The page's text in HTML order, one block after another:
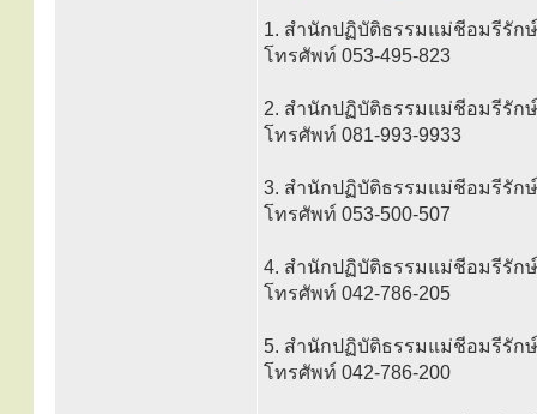
1. สำนักปฏิบัติธรรมแม่ชีอมรีรักษ์
โทรศัพท์ 053-495-823
2. สำนักปฏิบัติธรรมแม่ชีอมรีรักษ์
โทรศัพท์ 081-993-9933
3. สำนักปฏิบัติธรรมแม่ชีอมรีรัก
โทรศัพท์ 053-500-507
4. สำนักปฏิบัติธรรมแม่ชีอมรีรัก
โทรศัพท์ 042-786-205
5. สำนักปฏิบัติธรรมแม่ชีอมรีรัก
โทรศัพท์ 042-786-200